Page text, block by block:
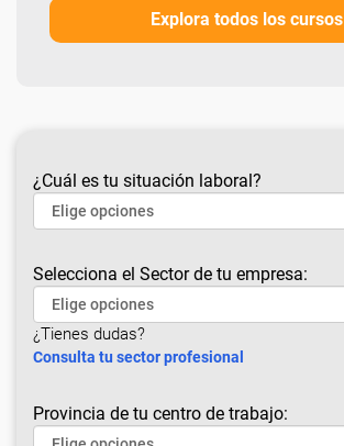
Explora todos los cursos
¿Cuál es tu situación laboral?
Selecciona el Sector de tu empresa:
¿Tienes dudas?
Consulta tu sector profesional
Provincia de tu centro de trabajo: